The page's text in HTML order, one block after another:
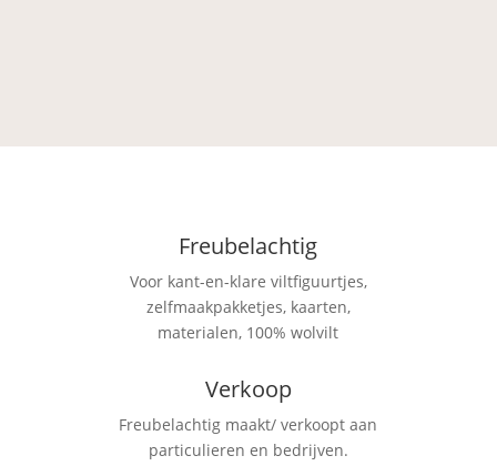
Freubelachtig
Voor kant-en-klare viltfiguurtjes,
zelfmaakpakketjes, kaarten,
materialen, 100% wolvilt
Verkoop
Freubelachtig maakt/ verkoopt aan
particulieren en bedrijven.